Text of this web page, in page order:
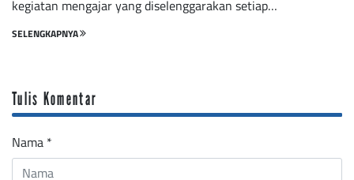
kegiatan mengajar yang diselenggarakan setiap…
SELENGKAPNYA
Tulis Komentar
Nama *